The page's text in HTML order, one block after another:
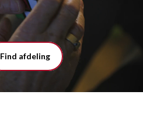
Find afdeling